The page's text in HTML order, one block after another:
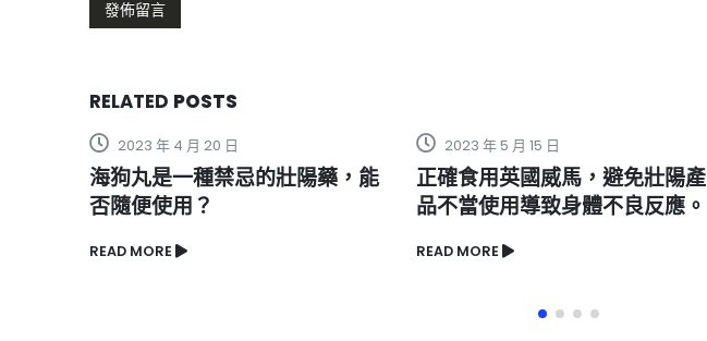
RELATED POSTS
2023 年 5 月 15 日
正確食用英國威馬，避免壯陽產
品不當使用導致身體不良反應。
READ MORE
2023 年 4 月 18 日
紅金偉哥帶給你超強持久力，讓
你恢復自信，重拾男人的自豪